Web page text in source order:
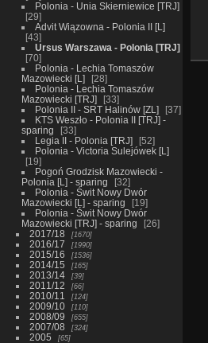
Polonia - Unia Skierniewice [TRJ]
29
Advit Wiązowna - Polonia II [L]
43
Ursus Warszawa - Polonia [TRJ]
70
Polonia - Lechia Tomaszów
Mazowiecki [L]
28
Polonia - Lechia Tomaszów
Mazowiecki [TRJ]
33
Polonia II - SRT Halinów [ZL]
37
KTS Weszło - Polonia II [TRJ] -
sparing
33
Legia II - Polonia [TRJ]
52
Polonia - Victoria Sulejówek [L]
19
Pogoń Grodzisk Mazowiecki -
Polonia [L] - sparing
32
Polonia - Świt Nowy Dwór
Mazowiecki [L] - sparing
19
Polonia - Świt Nowy Dwór
Mazowiecki [TRJ] - sparing
26
2017/18
1670
2016/17 1990
2015/16 1536
2014/15 165
2013/14 39
2011/12 66
2010/11 124
2009/10 110
2008/09 655
2007/08 324
2005 65